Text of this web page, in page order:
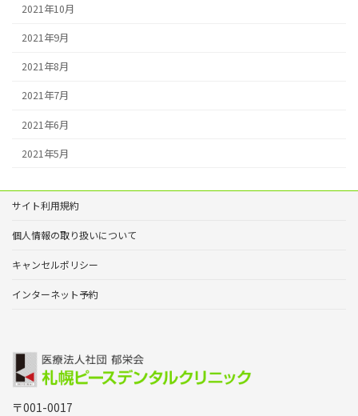
2021年10月
2021年9月
2021年8月
2021年7月
2021年6月
2021年5月
サイト利用規約
個人情報の取り扱いについて
キャンセルポリシー
インターネット予約
〒001-0017